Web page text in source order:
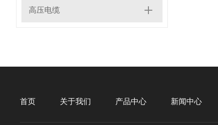
高压电缆
首页 关于我们 产品中心 新闻中心